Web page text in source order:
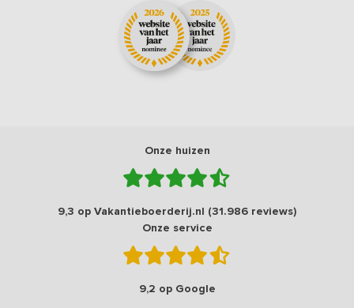
Onze huizen
9,3 op Vakantieboerderij.nl (31.986 reviews)
Onze service
9,2 op Google